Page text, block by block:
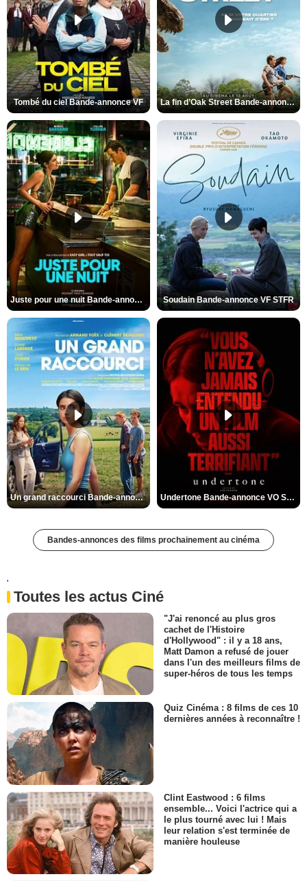
Tombé du ciel Bande-annonce VF La fin d’Oak Street Bande-annonce VO STFR
Juste pour une nuit Bande-annonce VO STFR Soudain Bande-annonce VF STFR
Un grand raccourci Bande-annonce VF Undertone Bande-annonce VO STFR
Bandes-annonces des films prochainement au cinéma
'
Toutes les actus Ciné
"J'ai renoncé au plus gros
cachet de l'Histoire
d'Hollywood" : il y a 18 ans,
Matt Damon a refusé de jouer
dans l'un des meilleurs films de
super-héros de tous les temps
Quiz Cinéma : 8 films de ces 10
dernières années à reconnaître !
Clint Eastwood : 6 films
ensemble... Voici l'actrice qui a
le plus tourné avec lui ! Mais
leur relation s'est terminée de
manière houleuse